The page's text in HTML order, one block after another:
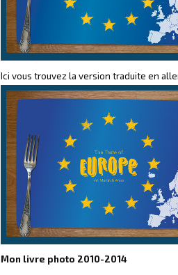
Ici vous trouvez la version traduite en
Mon livre photo 2010-2014